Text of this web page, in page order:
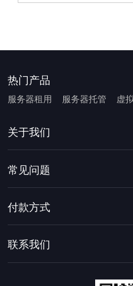
热门产品
服务器租用 服务器托管 虚
关于我们
常见问题
付款方式
联系我们